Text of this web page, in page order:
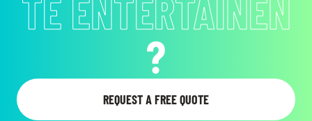
EMOTIES TE
LATEN ZIEN
REQUEST A FREE QUOTE